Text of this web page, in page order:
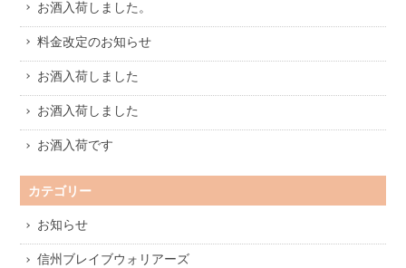
お酒入荷しました。
料金改定のお知らせ
お酒入荷しました
お酒入荷しました
お酒入荷です
カテゴリー
お知らせ
信州ブレイブウォリアーズ